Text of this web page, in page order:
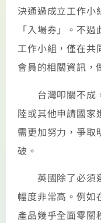
決通過成立工作小
「入場券」。不
工作小組，僅在共
會員的相關資訊，
台灣叩關不成
陸或其他申請國家
需更加努力，爭取
破。
英國除了必須
幅度非常高。例如
產品幾乎全面零關